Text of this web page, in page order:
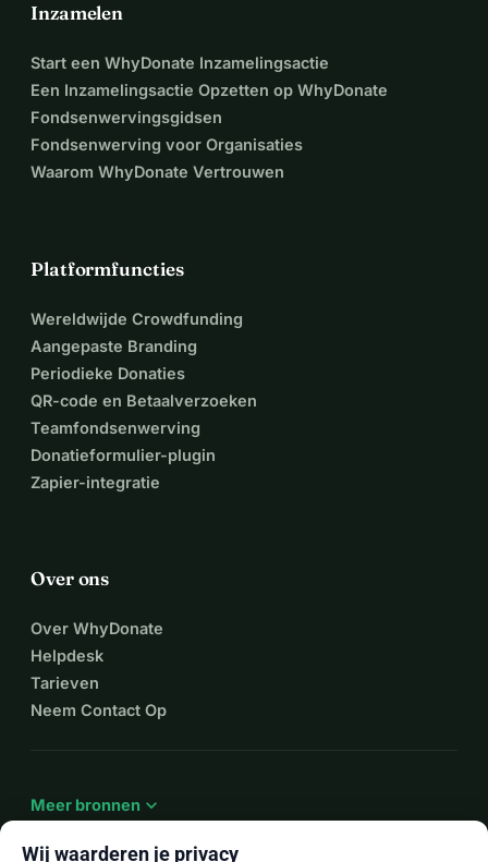
Inzamelen
Start een WhyDonate Inzamelingsactie
Een Inzamelingsactie Opzetten op WhyDonate
Fondsenwervingsgidsen
Fondsenwerving voor Organisaties
Waarom WhyDonate Vertrouwen
Platformfuncties
Wereldwijde Crowdfunding
Aangepaste Branding
Periodieke Donaties
QR-code en Betaalverzoeken
Teamfondsenwerving
Donatieformulier-plugin
Zapier-integratie
Over ons
Over WhyDonate
Helpdesk
Tarieven
Neem Contact Op
Meer bronnen expand_more
Wij waarderen je privacy